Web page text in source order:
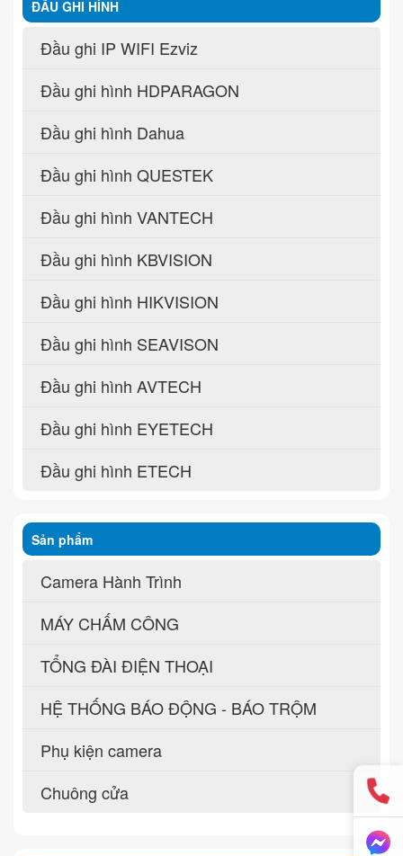
ĐẦU GHI HÌNH
Đầu ghi IP WIFI Ezviz
Đầu ghi hình HDPARAGON
Đầu ghi hình Dahua
Đầu ghi hình QUESTEK
Đầu ghi hình VANTECH
Đầu ghi hình KBVISION
Đầu ghi hình HIKVISION
Đầu ghi hình SEAVISON
Đầu ghi hình AVTECH
Đầu ghi hình EYETECH
Đầu ghi hình ETECH
Sản phẩm
Camera Hành Trình
MÁY CHẤM CÔNG
TỔNG ĐÀI ĐIỆN THOẠI
HỆ THỐNG BÁO ĐỘNG - BÁO TRỘM
Phụ kiện camera
Chuông cửa